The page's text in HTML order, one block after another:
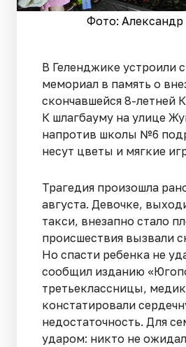
Фото: Александр
В Геленджике устроили
мемориал в память о
скончавшейся 8-летней
К шлагбауму на улице
напротив школы №6
несут цветы и мягкие
Трагедия произошла
августа. Девочке,
такси, внезапно стало
происшествия вызвали
Но спасти ребенка не
сообщил изданию
третьеклассницы,
констатировали
недостаточность. Для
ударом: никто не